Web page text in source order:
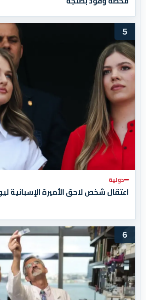
5
دولية
اعتقال شخص لاحق الأميرة الإسبانية
6